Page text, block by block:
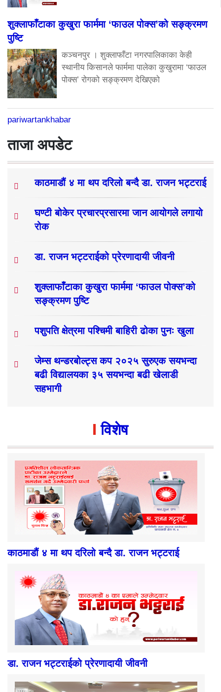
शुक्लाफाँटाका कुखुरा फार्ममा ‘फाउल पोक्स’को सङ्क्रमण
पुष्टि
कञ्चनपुर । शुक्लाफाँटा नगरपालिकाका केही
स्थानीय किसानले फार्ममा पालेका कुखुरामा ‘फाउल
पोक्स’ रोगको सङ्क्रमण देखिएको
pariwartankhabar
ताजा अपडेट
काठमाडौं ४ मा थप दरिलो बन्दै डा. राजन भट्टराई
घण्टी बोकेर प्रचारप्रसारमा जान आयोगले लगायो
रोक
डा. राजन भट्टराईको प्रेरणादायी जीवनी
शुक्लाफाँटाका कुखुरा फार्ममा ‘फाउल पोक्स’को
सङ्क्रमण पुष्टि
पशुपति क्षेत्रमा पश्चिमी बाहिरी ढोका पुनः खुला
जेम्स थन्डरबोल्ट्स कप २०२५ सुरुएक सयभन्दा
बढी विद्यालयका ३५ सयभन्दा बढी खेलाडी
सहभागी
विशेष
काठमाडौं ४ मा थप दरिलो बन्दै डा. राजन भट्टराई
डा. राजन भट्टराईको प्रेरणादायी जीवनी